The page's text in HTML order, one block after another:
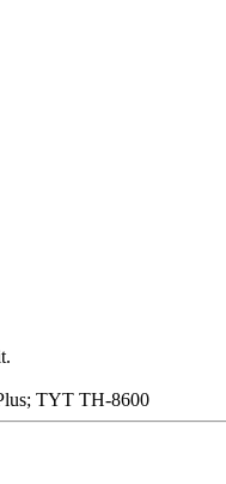
TYT TH-8600